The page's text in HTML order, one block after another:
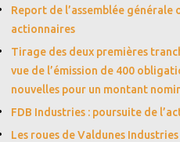
Report de l’assemblée
actionnaires
Tirage des deux premières
vue de l’émission de 400
nouvelles pour un montant
FDB Industries : poursuite de
Les roues de Valdunes